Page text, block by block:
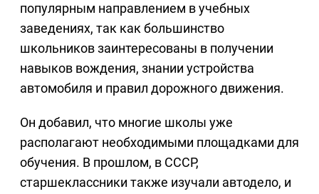
популярным направлением в учебных
заведениях, так как большинство
школьников заинтересованы в получении
навыков вождения, знании устройства
автомобиля и правил дорожного движения.
Он добавил, что многие школы уже
располагают необходимыми площадками для
обучения. В прошлом, в СССР,
старшеклассники также изучали автодело, и